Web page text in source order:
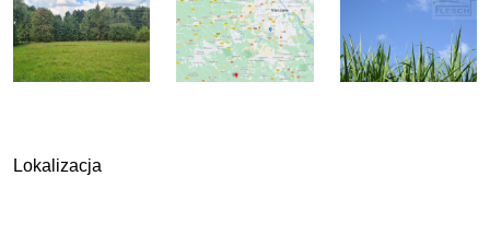
Lokalizacja